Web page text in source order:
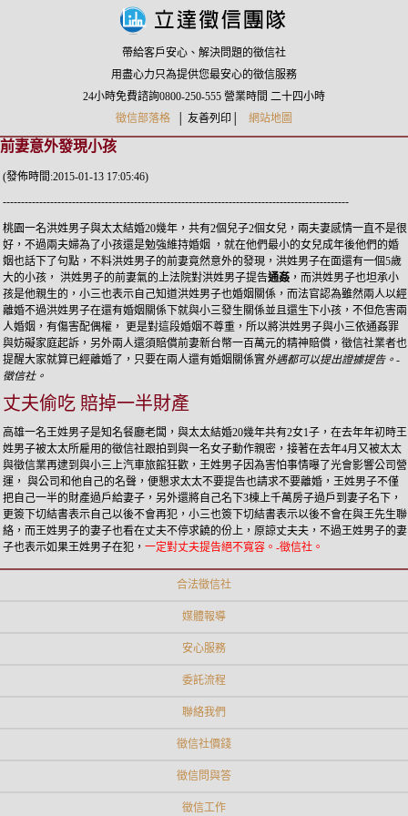
帶給客戶安心、解決問題的徵信社
用盡心力只為提供您最安心的徵信服務
24小時免費諮詢0800-250-555 營業時間 二十四小時
徵信部落格
友善列印 網站地圖
前妻意外發現小孩
(發佈時間:2015-01-13 17:05:46)
-----------------------------------------------------------------------------------------------
桃園一名洪姓男子與太太結婚20幾年，共有2個兒子2個女兒，兩夫妻感情一直不是很
好，不過兩夫婦為了小孩還是勉強維持婚姻 ，就在他們最小的女兒成年後他們的婚
姻也話下了句點，不料洪姓男子的前妻竟然意外的發現，洪姓男子在面還有一個5歲
大的小孩， 洪姓男子的前妻氣的上法院對洪姓男子提告通姦 ，而洪姓男子也坦承小
孩是他親生的，小三也表示自己知道洪姓男子也婚姻關係，而法官認為雖然兩人以經
離婚不過洪姓男子在還有婚姻關係下就與小三發生關係並且還生下小孩，不但危害兩
人婚姻，有傷害配偶權， 更是對這段婚姻不尊重，所以將洪姓男子與小三依通姦罪
與妨礙家庭起訴，另外兩人還須賠償前妻新台幣一百萬元的精神賠償，徵信社業者也
提醒大家就算已經離婚了，只要在兩人還有婚姻關係實外遇都可以提出證據提告。-
徵信社。
丈夫偷吃 賠掉一半財產
高雄一名王姓男子是知名餐廳老闆，與太太結婚20幾年共有2女1子，在去年年初時王
姓男子被太太所雇用的徵信社跟拍到與一名女子動作親密，接著在去年4月又被太太
與徵信業再逮到與小三上汽車旅館狂歡，王姓男子因為害怕事情曝了光會影響公司營
運， 與公司和他自己的名聲，便懇求太太不要提告也請求不要離婚，王姓男子不僅
把自己一半的財產過戶給妻子，另外還將自己名下3棟上千萬房子過戶到妻子名下，
更簽下切結書表示自己以後不會再犯，小三也簽下切結書表示以後不會在與王先生聯
絡，而王姓男子的妻子也看在丈夫不停求饒的份上，原諒丈夫夫，不過王姓男子的妻
子也表示如果王姓男子在犯， 一定對丈夫提告絕不寬容。-徵信社。
合法徵信社
媒體報導
安心服務
委託流程
聯絡我們
徵信社價錢
徵信問與答
徵信工作